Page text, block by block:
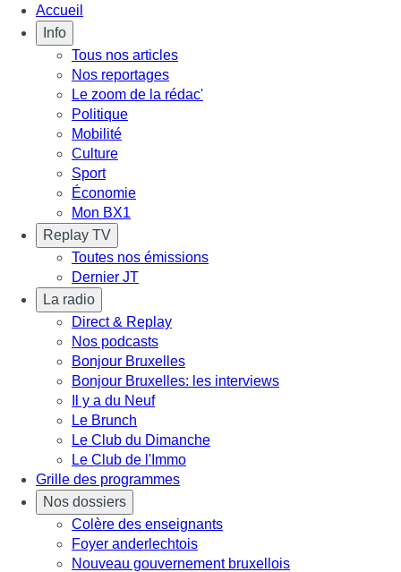
Accueil
Info
Tous nos articles
Nos reportages
Le zoom de la rédac'
Politique
Mobilité
Culture
Sport
Économie
Mon BX1
Replay TV
Toutes nos émissions
Dernier JT
La radio
Direct & Replay
Nos podcasts
Bonjour Bruxelles
Bonjour Bruxelles: les interviews
Il y a du Neuf
Le Brunch
Le Club du Dimanche
Le Club de l'Immo
Grille des programmes
Nos dossiers
Colère des enseignants
Foyer anderlechtois
Nouveau gouvernement bruxellois